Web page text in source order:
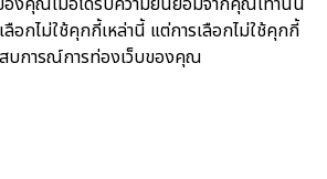
อกไม่ใช้คุกกี้เหล่านี้ แต่การเลือกไม่ใช้คุกกี้
บการณ์การท่องเว็บของคุณ